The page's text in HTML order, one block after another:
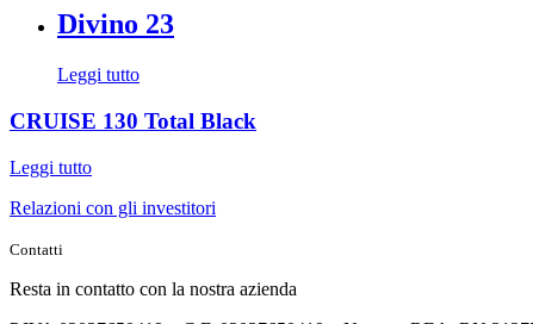
Divino 23
Leggi tutto
CRUISE 130 Total Black
Leggi tutto
Relazioni con gli investitori
Contatti
Resta in contatto con la nostra azienda